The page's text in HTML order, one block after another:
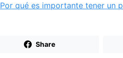
Por qué es importante tener un
Share